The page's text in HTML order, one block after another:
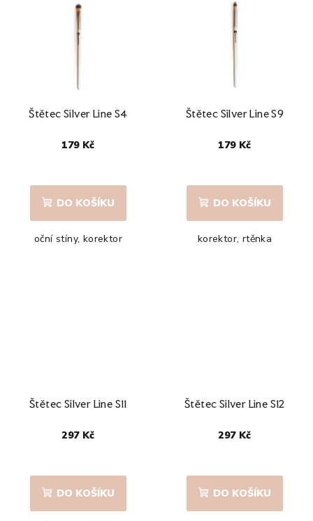
Štětec Silver Line S4
179 Kč
DO KOŠÍKU
oční stíny, korektor
Štětec Silver Line S9
179 Kč
DO KOŠÍKU
korektor, rtěnka
Štětec Silver Line S11
297 Kč
DO KOŠÍKU
Štětec Silver Line S12
297 Kč
DO KOŠÍKU